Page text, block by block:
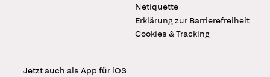
Netiquette
Erklärung zur Barrierefreiheit
Cookies & Tracking
Jetzt auch als App für iOS